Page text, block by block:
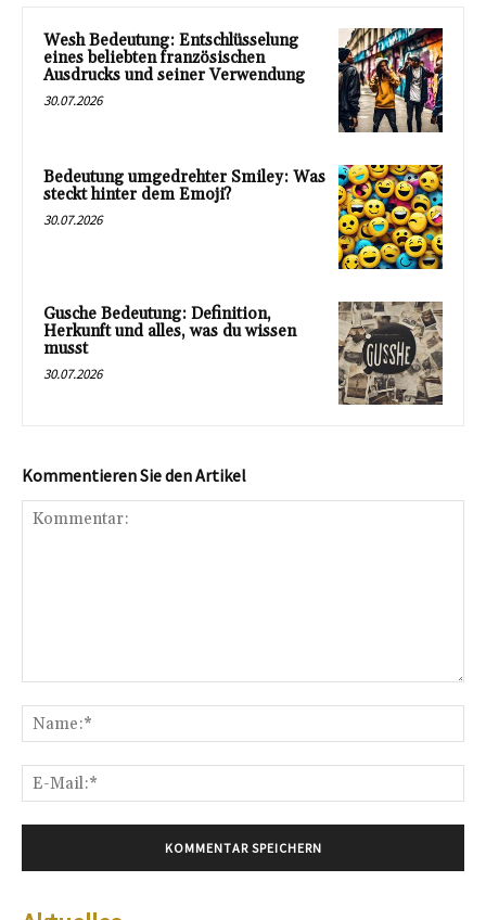
Wesh Bedeutung: Entschlüsselung
eines beliebten französischen
Ausdrucks und seiner Verwendung
30.07.2026
Bedeutung umgedrehter Smiley: Was
steckt hinter dem Emoji?
30.07.2026
Gusche Bedeutung: Definition,
Herkunft und alles, was du wissen
musst
30.07.2026
Kommentieren Sie den Artikel